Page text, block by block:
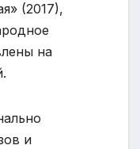
(2017),
на
и